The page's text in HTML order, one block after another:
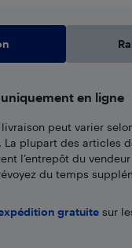
en ligne
peut varier
La plupart des articles
l’entrepôt du
du temps
gratuite sur